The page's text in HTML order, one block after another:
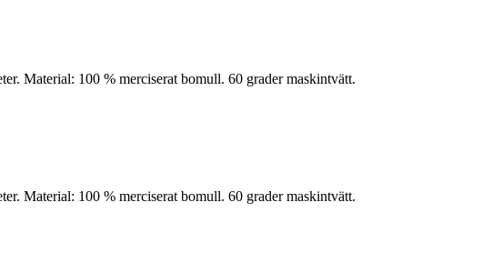
Material: 100 % merciserat bomull. 60 grader maskintvätt.
Material: 100 % merciserat bomull. 60 grader maskintvätt.